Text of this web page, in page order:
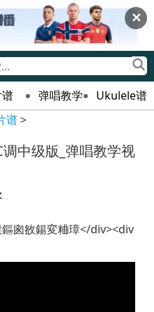
✕
弹唱教学
Ukulele谱
谱>
中级版_弹唱教学视